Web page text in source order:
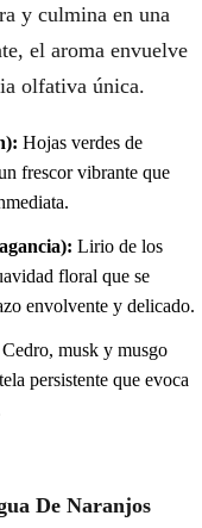
y culmina en una
el aroma envuelve
olfativa única.
Hojas verdes de
frescor vibrante que
Lirio de los
floral que se
envolvente y delicado.
Cedro, musk y musgo
persistente que evoca
De Naranjos